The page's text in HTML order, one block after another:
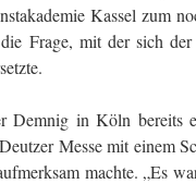
Kassel zum
Frage, mit der sich
Demnig in Köln bereits
Messe mit einem
machte. „Es